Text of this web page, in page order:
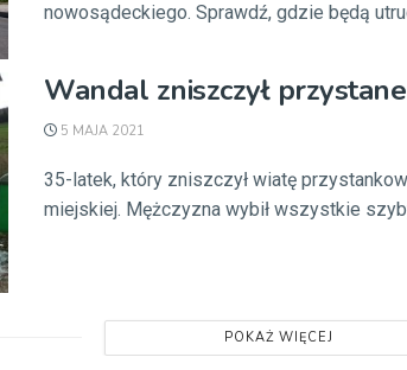
nowosądeckiego. Sprawdź, gdzie będą
Wandal zniszczył
5 MAJA 2021
35-latek, który zniszczył wiatę
miejskiej. Mężczyzna wybił wszystkie
POKAŻ WIĘCEJ